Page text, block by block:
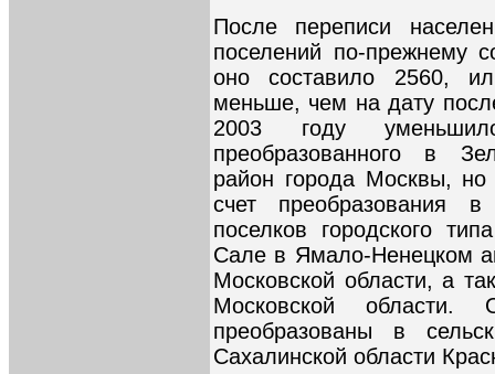
После переписи
поселений по-прежнему
оно составило 2560,
меньше, чем на дату
2003 году
преобразованного в
район города Москвы,
счет преобразования
поселков городского
Сале в Ямало-Ненецком
Московской области, а
Московской
преобразованы в
Сахалинской области